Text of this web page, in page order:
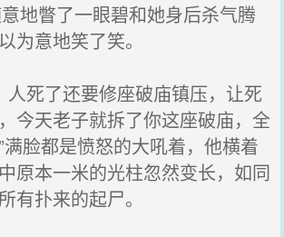
地瞥了一眼碧和她身后杀气腾
为意地笑了笑。
死了还要修座破庙镇压，让死
今天老子就拆了你这座破庙，全
脸都是愤怒的大吼着，他横着
原本一米的光柱忽然变长，如同
有扑来的起尸。